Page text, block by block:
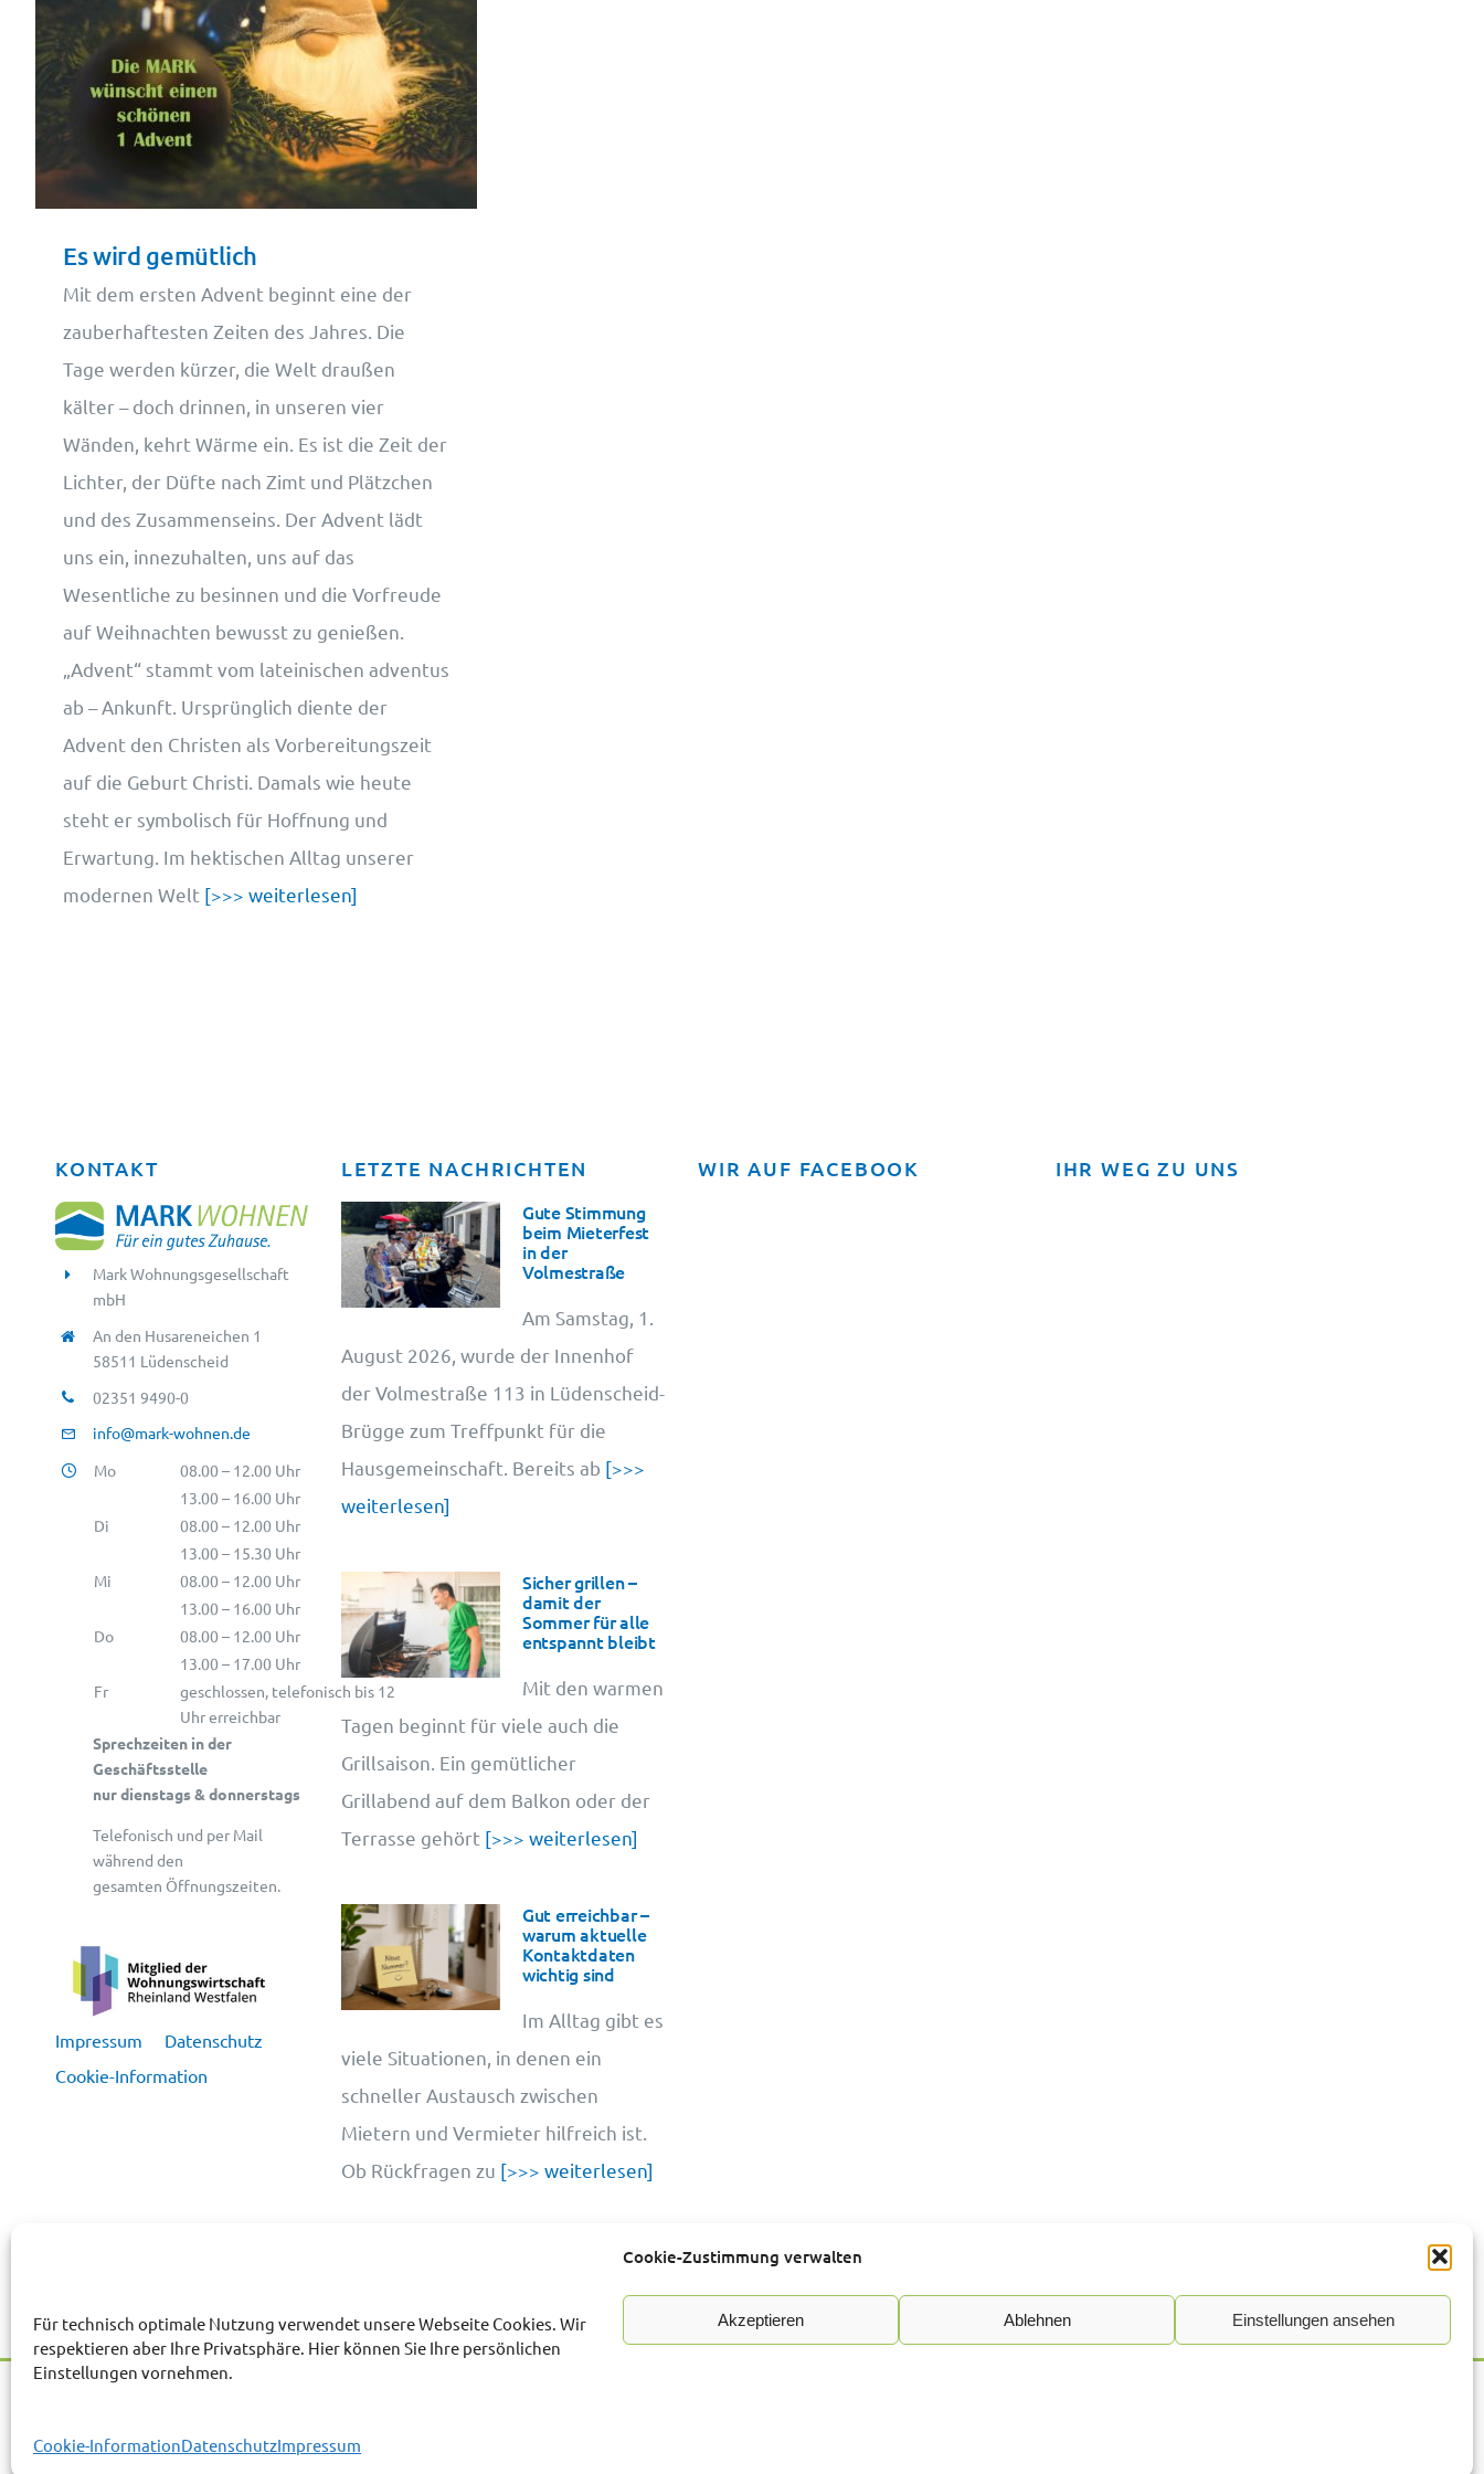
Cookie-Zustimmung verwalten
Für technisch optimale Nutzung verwendet unsere Webseite Cookies. Wir
respektieren aber Ihre Privatsphäre. Hier können Sie Ihre persönlichen
Einstellungen vornehmen.
Akzeptieren Ablehnen Einstellungen ansehen
Cookie-InformationDatenschutzImpressum
Es wird gemütlich
Mit dem ersten Advent beginnt eine der
zauberhaftesten Zeiten des Jahres. Die
Tage werden kürzer, die Welt draußen
kälter – doch drinnen, in unseren vier
Wänden, kehrt Wärme ein. Es ist die Zeit der
Lichter, der Düfte nach Zimt und Plätzchen
und des Zusammenseins. Der Advent lädt
uns ein, innezuhalten, uns auf das
Wesentliche zu besinnen und die Vorfreude
auf Weihnachten bewusst zu genießen.
„Advent“ stammt vom lateinischen adventus
ab – Ankunft. Ursprünglich diente der
Advent den Christen als Vorbereitungszeit
auf die Geburt Christi. Damals wie heute
steht er symbolisch für Hoffnung und
Erwartung. Im hektischen Alltag unserer
modernen Welt [>>> weiterlesen]
KONTAKT
Mark Wohnungsgesellschaft
mbH
An den Husareneichen 1
58511 Lüdenscheid
02351 9490-0
info@mark-wohnen.de
Mo
08.00 – 12.00 Uhr
13.00 – 16.00 Uhr
Di
08.00 – 12.00 Uhr
13.00 – 15.30 Uhr
Mi
08.00 – 12.00 Uhr
13.00 – 16.00 Uhr
Do
08.00 – 12.00 Uhr
13.00 – 17.00 Uhr
Fr
geschlossen, telefonisch bis 12
Uhr erreichbar
Sprechzeiten in der
Geschäftsstelle
nur dienstags & donnerstags
Telefonisch und per Mail
während den
gesamten Öffnungszeiten.
Impressum
Datenschutz
Cookie-Information
LETZTE NACHRICHTEN
Gute Stimmung
beim Mieterfest
in der
Volmestraße
Am Samstag, 1.
August 2026, wurde der Innenhof
der Volmestraße 113 in Lüdenscheid-
Brügge zum Treffpunkt für die
Hausgemeinschaft. Bereits ab [>>>
weiterlesen]
Sicher grillen –
damit der
Sommer für alle
entspannt bleibt
Mit den warmen
Tagen beginnt für viele auch die
Grillsaison. Ein gemütlicher
Grillabend auf dem Balkon oder der
Terrasse gehört[>>> weiterlesen]
Gut erreichbar –
warum aktuelle
Kontaktdaten
wichtig sind
Im Alltag gibt es
viele Situationen, in denen ein
schneller Austausch zwischen
Mietern und Vermieter hilfreich ist.
Ob Rückfragen zu [>>> weiterlesen]
WIR AUF FACEBOOK IHR WEG ZU UNS